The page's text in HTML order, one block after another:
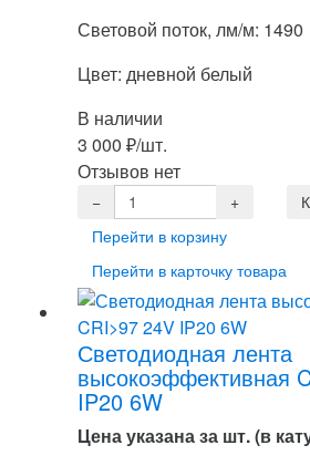
Световой поток, лм/м: 1490
Цвет: дневной белый
В наличии
3 000 ₽/шт.
Отзывов нет
Перейти в корзину
Перейти в карточку товара
Светодиодная лента
высокоэффективная
IP20 6W
Цена указана за шт. (в